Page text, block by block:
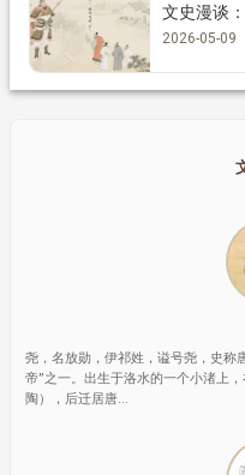
文史漫谈
2026-05-09
尧，名放勋，伊祁姓，谥号尧，史称
帝”之一。出生于洛水的一个小渚上
陶），后迁居唐...